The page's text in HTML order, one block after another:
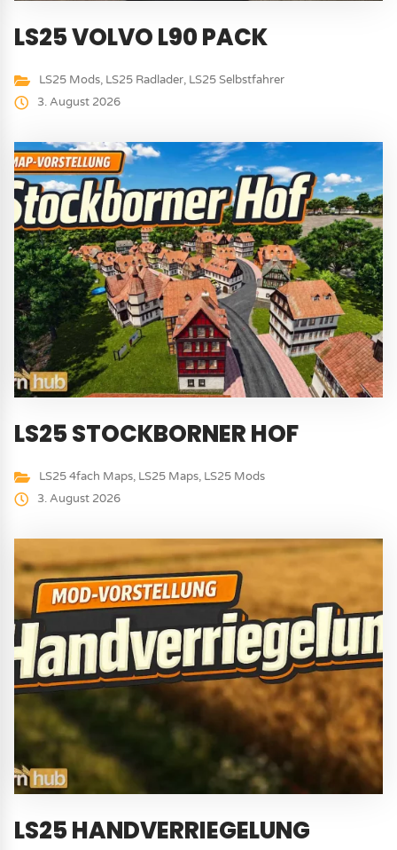
LS25 VOLVO L90 PACK
LS25 Mods, LS25 Radlader, LS25 Selbstfahrer
3. August 2026
LS25 STOCKBORNER HOF
LS25 4fach Maps, LS25 Maps, LS25 Mods
3. August 2026
LS25 HANDVERRIEGELUNG